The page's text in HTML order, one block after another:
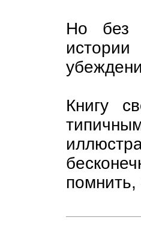
Но без
Книгу
помнить,